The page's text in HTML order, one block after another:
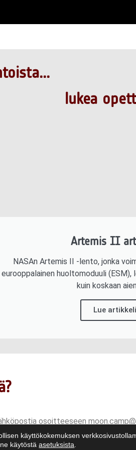
lukea
Artemis II
NASAn Artemis II -lento, jonka
eurooppalainen huoltomoduuli
kuin koskaan
Lue artikkeli
osoitteeseen
käyttökokemuksen
käytöstäasetuksista